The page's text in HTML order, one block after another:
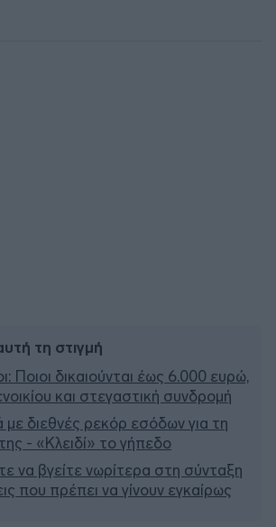
τη στιγμή
Ποιοι δικαιούνται έως 6.000 ευρώ,
και στεγαστική συνδρομή
με διεθνές ρεκόρ εσόδων για τη
- «Κλειδί» το γήπεδο
να βγείτε νωρίτερα στη σύνταξη
που πρέπει να γίνουν εγκαίρως